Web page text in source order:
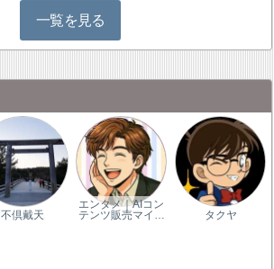
一覧を見る
不倶戴天
エンタメ｜AIコン
テンツ販売マイ…
タクヤ